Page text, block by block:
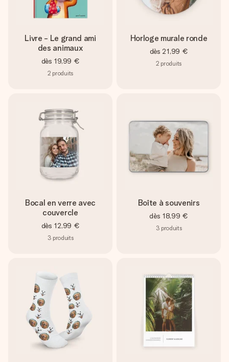
Livre - Le grand ami
des animaux
dès 19,99 €
2 produits
Horloge murale ronde
dès 21,99 €
2 produits
Bocal en verre avec
couvercle
dès 12,99 €
3 produits
Boîte à souvenirs
dès 18,99 €
3 produits